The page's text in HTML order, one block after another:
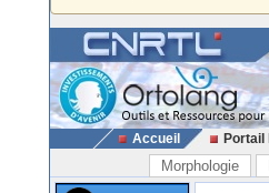
Accueil Portail
Morphologie